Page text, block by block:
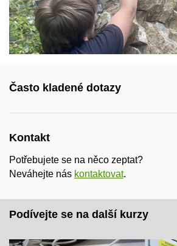
Často kladené dotazy
Kontakt
Potřebujete se na něco zeptat?
Neváhejte nás kontaktovat.
Podívejte se na další kurzy